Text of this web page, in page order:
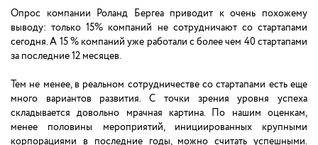
Опрос компании Роланд Бергеа приводит к очень похожему
выводу: только 15% компаний не сотрудничают со стартапами
сегодня. А 15 % компаний уже работали с более чем 40 стартапами
за последние 12 месяцев.
Тем не менее, в реальном сотрудничестве со стартапами есть еще
много вариантов развития. С точки зрения уровня успеха
складывается довольно мрачная картина. По нашим оценкам,
менее половины мероприятий, инициированных крупными
корпорациями в последние годы, можно считать успешными.